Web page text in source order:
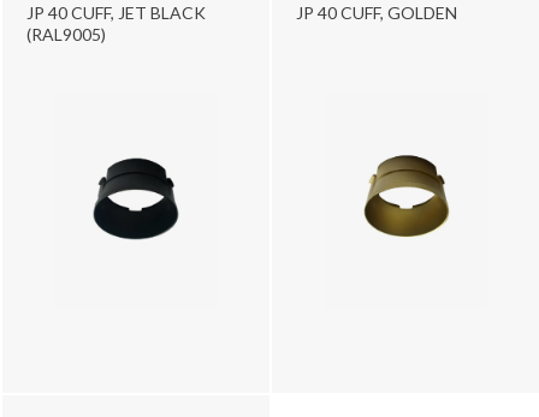
JP 40 CUFF, JET BLACK
(RAL9005)
JP 40 CUFF, GOLDEN